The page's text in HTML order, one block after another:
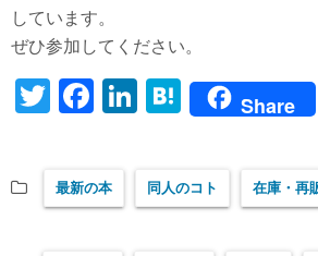
しています。
ぜひ参加してください。
T
r
Fa
bo
ok
Li
In
H
a
Share
最新の本 同人のコト 在庫・再